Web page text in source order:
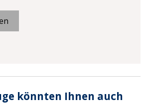
könnten Ihnen auch